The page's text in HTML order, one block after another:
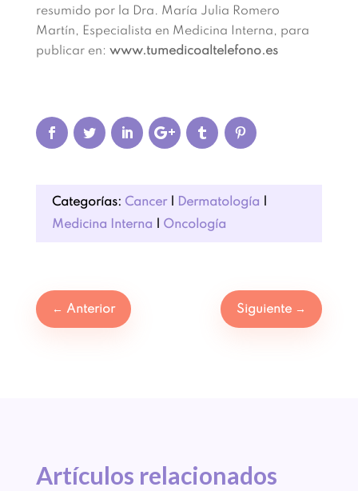
resumido por la Dra. María Julia Romero
Martín, Especialista en Medicina Interna, para
publicar en: www.tumedicoaltelefono.es
Categorías: Cancer| Dermatología
Medicina Interna
Oncología
← Anterior Siguiente →
Artículos relacionados